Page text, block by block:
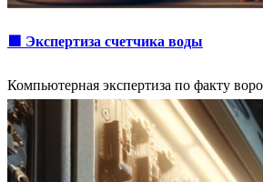
🟩 Экспертиза счетчика воды
Компьютерная экспертиза по факту